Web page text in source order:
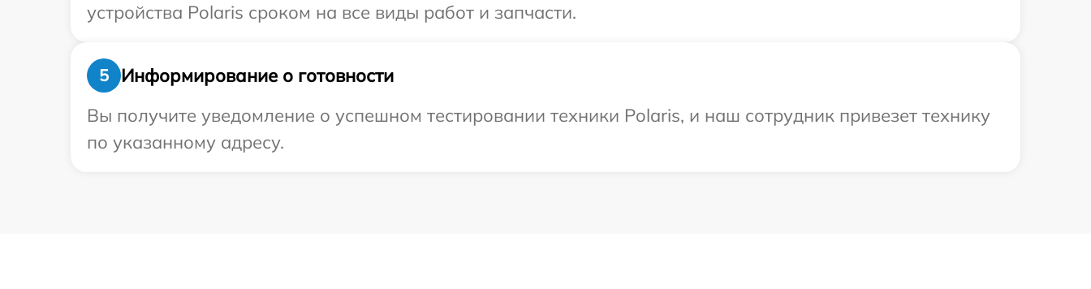
устройства Polaris сроком на все виды работ и запчасти.
5
Информирование о готовности
Вы получите уведомление о успешном тестировании техники Polaris, и наш сотрудник привезет технику
по указанному адресу.